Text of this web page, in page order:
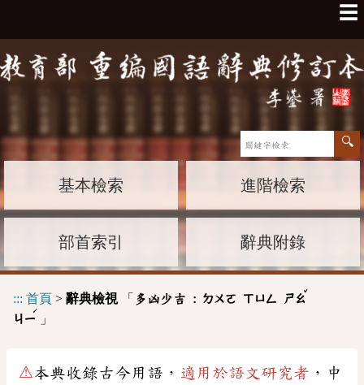
☰
基本檢索 進階檢索
部首索引 辭典附錄
::: 首頁 > 辭典檢視「 多凶少吉 : ㄉㄨㄛ ㄒㄩㄥ ㄕㄠ
ˇ
ㄐㄧ
ˊ
」
⚠本典收錄古今用語， 適用於語文研究者 ，中